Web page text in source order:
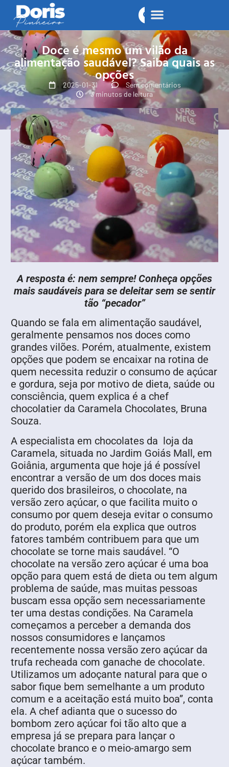
Doce é mesmo um vilão da
alimentação saudável? Saiba quais as
opções
2025-01-31
Sem comentários
3 minutos de leitura
A resposta é: nem sempre! Conheça opções
mais saudáveis para se deleitar sem se sentir
tão “pecador”
Quando se fala em alimentação saudável,
geralmente pensamos nos doces como
grandes vilões. Porém, atualmente, existem
opções que podem se encaixar na rotina de
quem necessita reduzir o consumo de açúcar
e gordura, seja por motivo de dieta, saúde ou
consciência, quem explica é a chef
chocolatier da Caramela Chocolates, Bruna
Souza.
A especialista em chocolates da loja da
Caramela, situada no Jardim Goiás Mall, em
Goiânia, argumenta que hoje já é possível
encontrar a versão de um dos doces mais
querido dos brasileiros, o chocolate, na
versão zero açúcar, o que facilita muito o
consumo por quem deseja evitar o consumo
do produto, porém ela explica que outros
fatores também contribuem para que um
chocolate se torne mais saudável. “O
chocolate na versão zero açúcar é uma boa
opção para quem está de dieta ou tem algum
problema de saúde, mas muitas pessoas
buscam essa opção sem necessariamente
ter uma destas condições. Na Caramela
começamos a perceber a demanda dos
nossos consumidores e lançamos
recentemente nossa versão zero açúcar da
trufa recheada com ganache de chocolate.
Utilizamos um adoçante natural para que o
sabor fique bem semelhante a um produto
comum e a aceitação está muito boa”, conta
ela. A chef adianta que o sucesso do
bombom zero açúcar foi tão alto que a
empresa já se prepara para lançar o
chocolate branco e o meio-amargo sem
açúcar também.